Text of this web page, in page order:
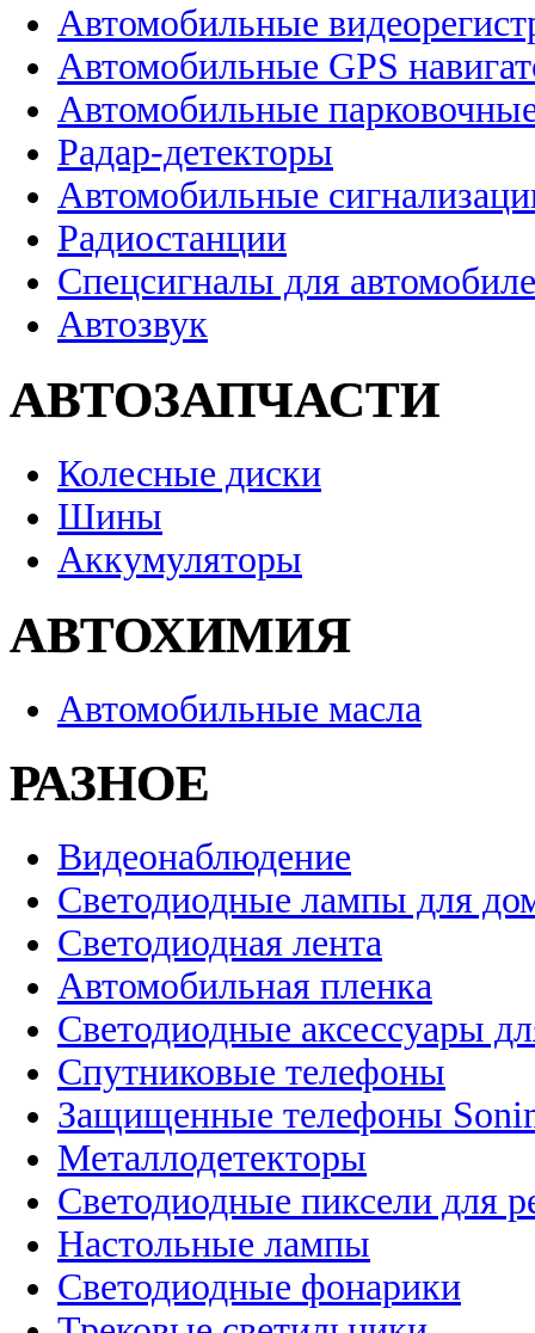
Автомобильные
Автомобильные GPS
Автомобильные
Радар-детекторы
Автомобильные
Радиостанции
Спецсигналы для
Автозвук
АВТОЗАПЧАСТИ
Колесные диски
Шины
Аккумуляторы
АВТОХИМИЯ
Автомобильные масла
РАЗНОЕ
Видеонаблюдение
Светодиодные лампы для
Светодиодная лента
Автомобильная пленка
Светодиодные аксессуары
Спутниковые телефоны
Защищенные телефоны
Металлодетекторы
Светодиодные пиксели для
Настольные лампы
Светодиодные фонарики